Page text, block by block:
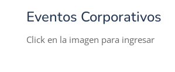
Eventos Corporativos
Click en la imagen para ingresar